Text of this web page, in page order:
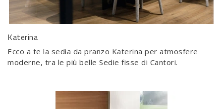
Katerina
Ecco a te la sedia da pranzo Katerina per atmosfere
moderne, tra le più belle Sedie fisse di Cantori.